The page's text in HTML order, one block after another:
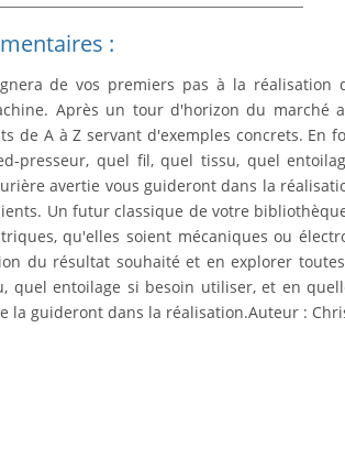
:
de vos premiers pas à la
Après un tour d'horizon du
de A à Z servant d'exemples concrets.
presseur, quel fil, quel tissu, quel
avertie vous guideront dans la
Un futur classique de votre
qu'elles soient mécaniques ou
du résultat souhaité et en explorer
quel entoilage si besoin utiliser, et en
la guideront dans la réalisation.Auteur :